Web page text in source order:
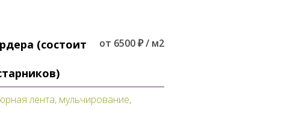
(состоит
от 6500 ₽ / м2
лента, мульчирование,